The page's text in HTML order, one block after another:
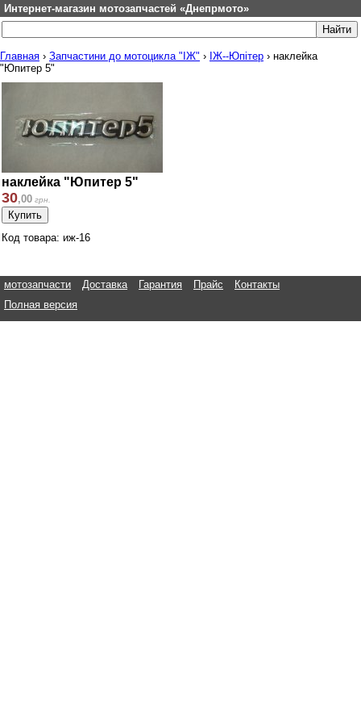
Интернет-магазин мотозапчастей «Днепрмото»
Главная › Запчастини до мотоцикла "ІЖ" › ІЖ--Юпітер › наклейка
"Юпитер 5"
наклейка "Юпитер 5"
30,00 грн.
Код товара: иж-16
мотозапчасти Доставка Гарантия Прайс
Контакты
Полная версия